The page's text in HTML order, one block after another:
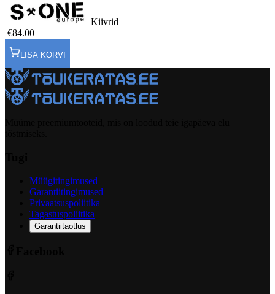
Kiivrid
€84.00
LISA KORVI
Müügitingimused
Garantiitingimused
Privaatsuspoliitika
Tagastuspoliitika
Garantiitaotlus